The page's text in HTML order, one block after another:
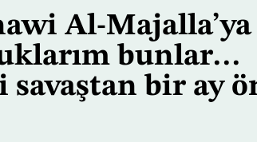
Al-
bunlar…
bir ay